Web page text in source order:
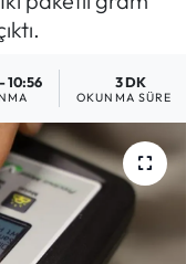
10:56 3 DK
OKUNMA SÜRESI